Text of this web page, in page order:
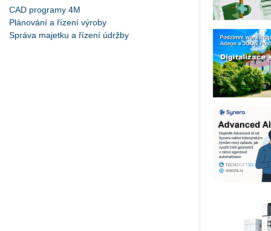
CAD programy 4M
Plánování a řízení výroby
Správa majetku a řízení údržby